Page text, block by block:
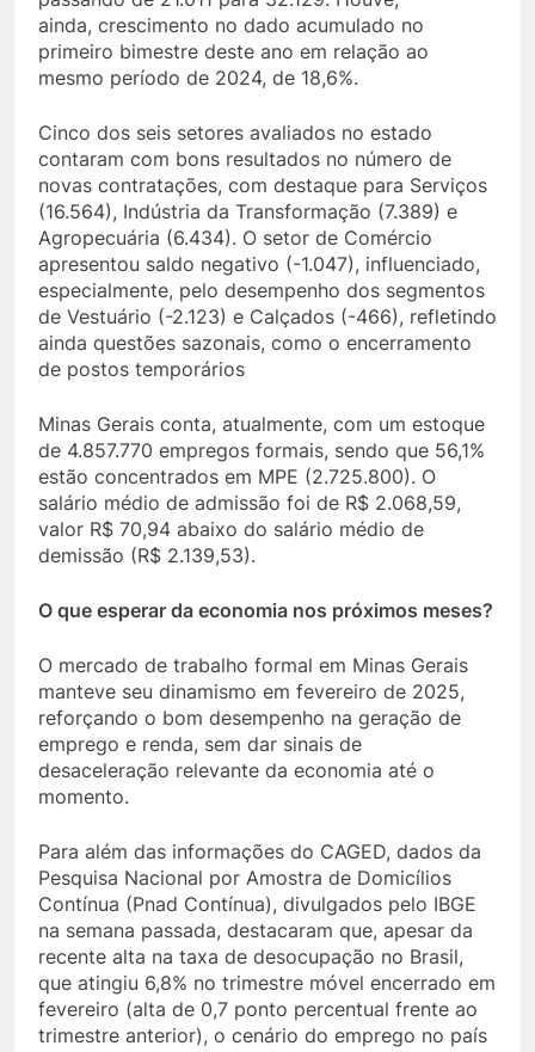
ainda, crescimento no dado acumulado no
primeiro bimestre deste ano em relação ao
mesmo período de 2024, de 18,6%.
Cinco dos seis setores avaliados no estado
contaram com bons resultados no número de
novas contratações, com destaque para Serviços
(16.564), Indústria da Transformação (7.389) e
Agropecuária (6.434). O setor de Comércio
apresentou saldo negativo (-1.047), influenciado,
especialmente, pelo desempenho dos segmentos
de Vestuário (-2.123) e Calçados (-466), refletindo
ainda questões sazonais, como o encerramento
de postos temporários
Minas Gerais conta, atualmente, com um estoque
de 4.857.770 empregos formais, sendo que 56,1%
estão concentrados em MPE (2.725.800). O
salário médio de admissão foi de R$ 2.068,59,
valor R$ 70,94 abaixo do salário médio de
demissão (R$ 2.139,53).
O que esperar da economia nos próximos meses?
O mercado de trabalho formal em Minas Gerais
manteve seu dinamismo em fevereiro de 2025,
reforçando o bom desempenho na geração de
emprego e renda, sem dar sinais de
desaceleração relevante da economia até o
momento.
Para além das informações do CAGED, dados da
Pesquisa Nacional por Amostra de Domicílios
Contínua (Pnad Contínua), divulgados pelo IBGE
na semana passada, destacaram que, apesar da
recente alta na taxa de desocupação no Brasil,
que atingiu 6,8% no trimestre móvel encerrado em
fevereiro (alta de 0,7 ponto percentual frente ao
trimestre anterior), o cenário do emprego no país